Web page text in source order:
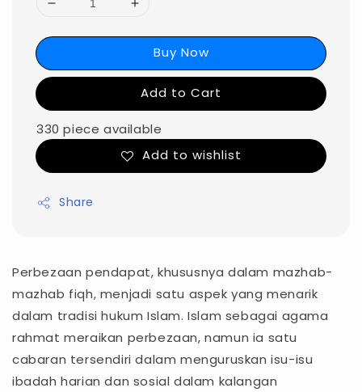
Buy Now
Add to Cart
330 piece available
Add to wishlist
Share
Perbezaan pendapat, khususnya dalam mazhab-
mazhab fiqh, menjadi satu aspek yang menarik
dalam tradisi hukum Islam. Islam sebagai agama
rahmat meraikan perbezaan, namun ia satu
cabaran tersendiri dalam menguruskan isu-isu
ibadah harian dan sosial dalam kalangan